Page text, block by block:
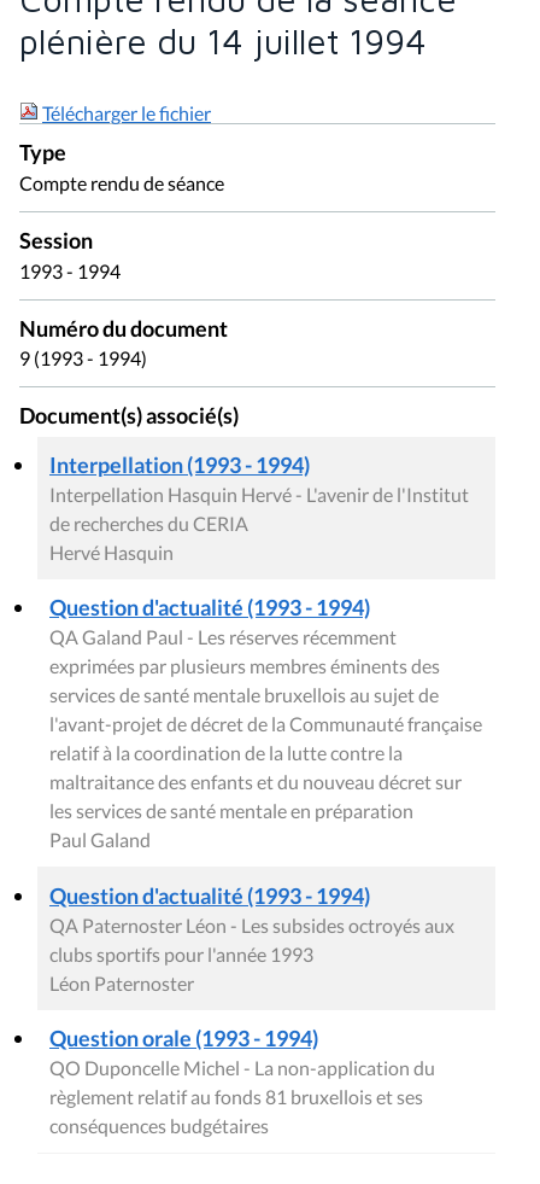
plénière du 14 juillet 1994
Télécharger le fichier
Type
Compte rendu de séance
Session
1993 - 1994
Numéro du document
9 (1993 - 1994)
Document(s) associé(s)
Interpellation (1993 - 1994)
Interpellation Hasquin Hervé - L'avenir de l'Institut
de recherches du CERIA
Hervé Hasquin
Question d'actualité (1993 - 1994)
QA Galand Paul - Les réserves récemment
exprimées par plusieurs membres éminents des
services de santé mentale bruxellois au sujet de
l'avant-projet de décret de la Communauté française
relatif à la coordination de la lutte contre la
maltraitance des enfants et du nouveau décret sur
les services de santé mentale en préparation
Paul Galand
Question d'actualité (1993 - 1994)
QA Paternoster Léon - Les subsides octroyés aux
clubs sportifs pour l'année 1993
Léon Paternoster
Question orale (1993 - 1994)
QO Duponcelle Michel - La non-application du
règlement relatif au fonds 81 bruxellois et ses
conséquences budgétaires